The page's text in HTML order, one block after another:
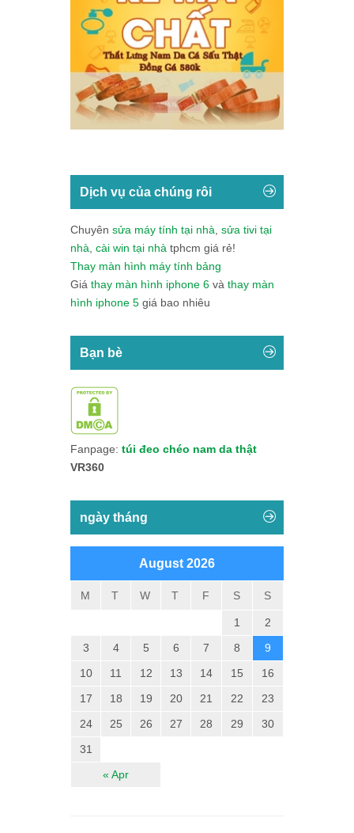
Dịch vụ của chúng rôi
Chuyên sửa máy tính tại nhà sửa tivi tại
nhà cài win tại nhà tphcm giá rẻ!
Thay màn hình máy tính bảng
Giá thay màn hình iphone 6 và thay màn
hình iphone 5 giá bao nhiêu
Bạn bè
Fanpage: túi đeo chéo nam da thật
VR360
ngày tháng
August 2026
M T W T F S S
« Apr
1
2
3
4 5 6 7 8
9
10
11 12 13 14 15
16
17
18 19 20 21 22
23
24
25 26 27 28 29
30
31